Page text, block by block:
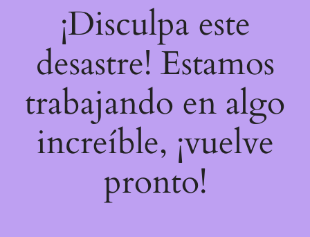
¡Disculpa este
desastre! Estamos
trabajando en algo
increíble, ¡vuelve
pronto!